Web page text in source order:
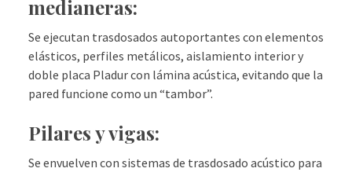
medianeras:
Se ejecutan trasdosados autoportantes con elementos
elásticos, perfiles metálicos, aislamiento interior y
doble placa Pladur con lámina acústica, evitando que la
pared funcione como un “tambor”.
Pilares y vigas:
Se envuelven con sistemas de trasdosado acústico para